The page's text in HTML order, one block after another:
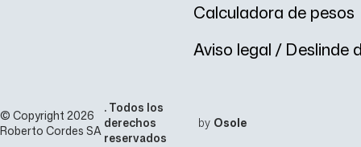
Calculadora de pesos
Aviso legal / Deslinde
© Copyright 2026
Roberto Cordes SA
. Todos los
derechos
reservados
by Osole